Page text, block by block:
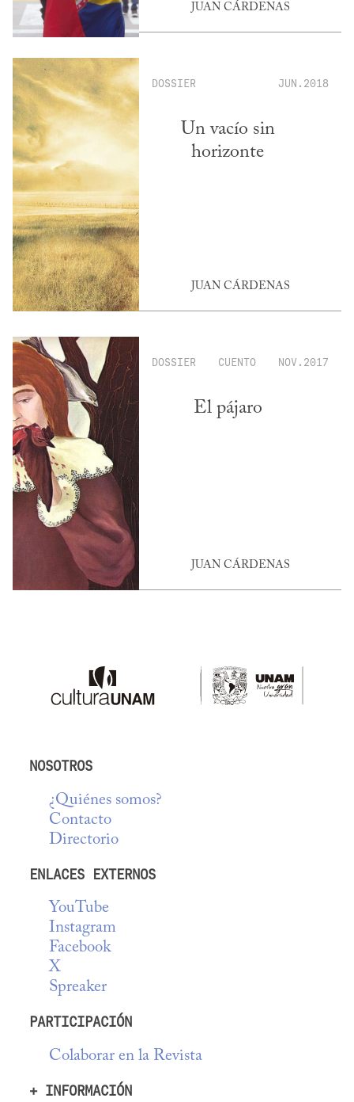
JUAN CÁRDENAS
DOSSIER JUN.2018
Un vacío sin
horizonte
JUAN CÁRDENAS
DOSSIER CUENTO NOV.2017
El pájaro
JUAN CÁRDENAS
NOSOTROS
¿Quiénes somos?
Contacto
Directorio
ENLACES EXTERNOS
YouTube
Instagram
Facebook
X
Spreaker
PARTICIPACIÓN
Colaborar en la Revista
+ INFORMACIÓN